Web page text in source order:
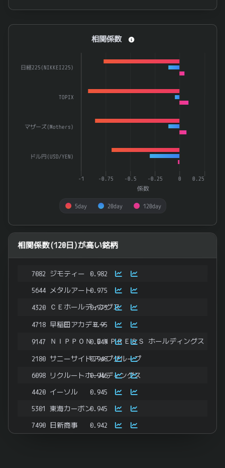
End of interactive chart.
Bar chart with 3 data series.
The chart has 1 X axis displaying categories.
係数
5day 20day 120day
日経225(NIKKEI225)
TOPIX
マザーズ(Mothers)
ドル円(USD/YEN)
-1 0
-0.75 -0.5 -0.25 0.25
相関係数
End of interactive chart.
相関係数(120日)が高い銘柄
7082 ジモティー 0.982
5644 メタルアート0.975
4320 ＣＥホールディングス
0.973
4718 早稲田アカデミー
0.95
9147
ＮＩＰＰＯＮ ＥＸＰＲＥＳＳ ホールディングス
0.949
2180 サニーサイドアップグループ
0.948
6098 リクルートホールディングス
0.946
4420 イーソル 0.945
5301 東海カーボン0.945
7490 日新商事 0.942